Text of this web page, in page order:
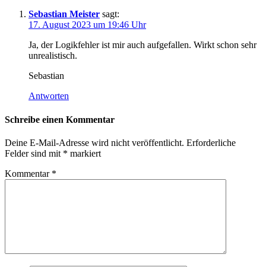
Sebastian Meister sagt:
17. August 2023 um 19:46 Uhr
Ja, der Logikfehler ist mir auch aufgefallen. Wirkt schon sehr
unrealistisch.
Sebastian
Antworten
Schreibe einen Kommentar
Deine E-Mail-Adresse wird nicht veröffentlicht. Erforderliche
Felder sind mit * markiert
Kommentar *